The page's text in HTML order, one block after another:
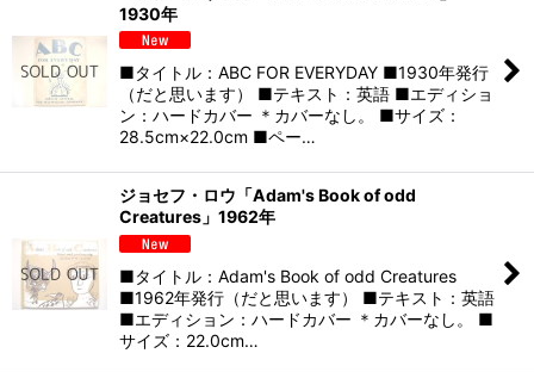
1930年
■タイトル：ABC FOR EVERYDAY ■1930年発行
（だと思います） ■テキスト：英語 ■エディショ
ン：ハードカバー ＊カバーなし。 ■サイズ：
28.5cm×22.0cm ■ペー…
ジョセフ・ロウ「Adam's Book of odd
Creatures」1962年
■タイトル：Adam's Book of odd Creatures
■1962年発行（だと思います） ■テキスト：英語
■エディション：ハードカバー ＊カバーなし。 ■
サイズ：22.0cm…